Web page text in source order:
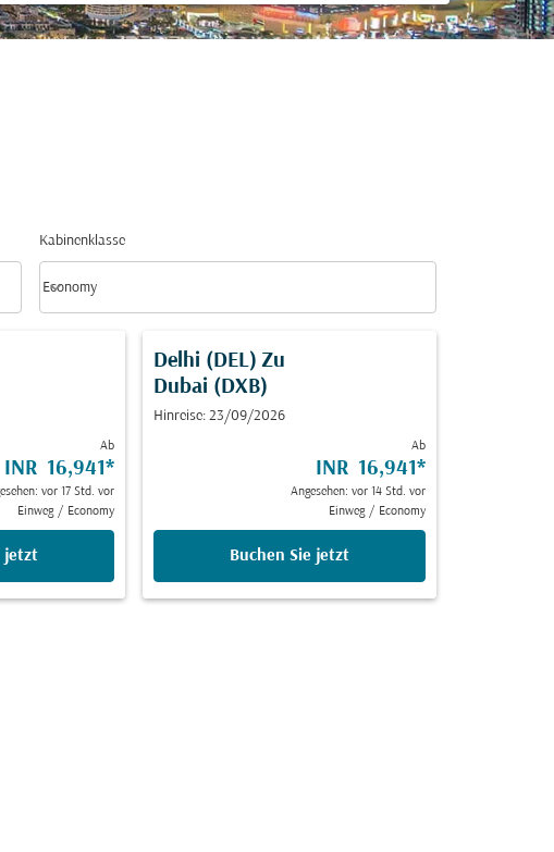
Kabinenklasse
Kabinenklasse option Economy Selected
Economy
keyboard_arrow_down
Ab
INR 16,941*
vor 17 Std. vor
Einweg / Economy
jetzt
Delhi (DEL) Zu
Dubai (DXB)
Hinreise: 23/09/2026
Ab
INR 16,941*
Angesehen: vor 14 Std. vor
Einweg / Economy
Buchen Sie jetzt